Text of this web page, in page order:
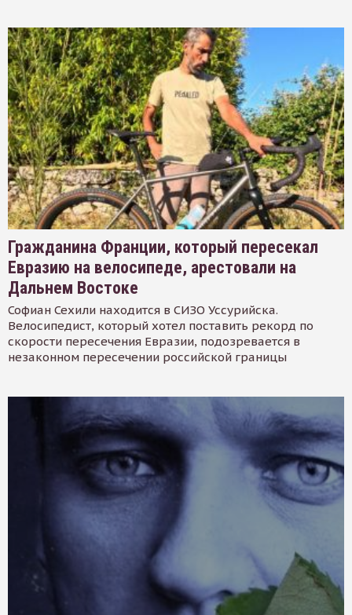
Гражданина Франции, который пересекал
Евразию на велосипеде, арестовали на
Дальнем Востоке
Софиан Сехили находится в СИЗО Уссурийска.
Велосипедист, который хотел поставить рекорд по
скорости пересечения Евразии, подозревается в
незаконном пересечении российской границы